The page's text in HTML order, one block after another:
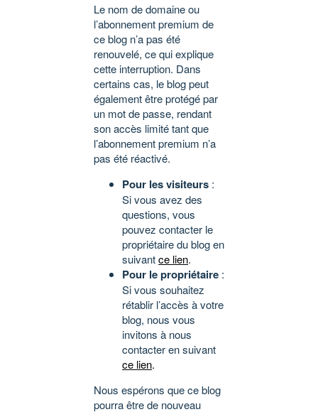
Le nom de domaine ou
l’abonnement premium de
ce blog n’a pas été
renouvelé, ce qui explique
cette interruption. Dans
certains cas, le blog peut
également être protégé par
un mot de passe, rendant
son accès limité tant que
l’abonnement premium n’a
pas été réactivé.
Pour les visiteurs :
Si vous avez des
questions, vous
pouvez contacter le
propriétaire du blog en
suivantce lien.
Pour le propriétaire :
Si vous souhaitez
rétablir l’accès à votre
blog, nous vous
invitons à nous
contacter en suivant
ce lien.
Nous espérons que ce blog
pourra être de nouveau